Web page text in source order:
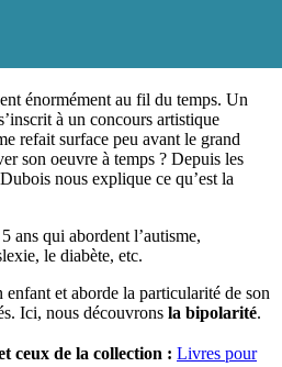
énormément au fil du temps. Un
à un concours artistique
refait surface peu avant le grand
son oeuvre à temps ? Depuis les
nous explique ce qu’est la
ans qui abordent l’autisme,
le diabète, etc.
et aborde la particularité de son
Ici, nous découvrons la bipolarité.
ceux de la collection : Livres pour